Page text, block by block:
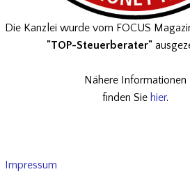
Die Kanzlei wurde vom FOCUS
"TOP-Steuerberater"
Nähere Informationen
finden Sie hier.
Impressum